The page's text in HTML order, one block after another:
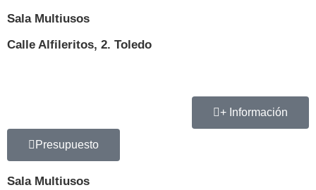
Sala Multiusos
Calle Alfileritos, 2. Toledo
+ Información
Presupuesto
Sala Multiusos